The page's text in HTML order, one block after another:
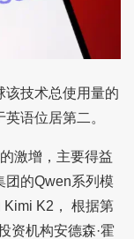
该技术总使用量的
语位居第二。
激增，主要得益
团的Qwen系列模
K2， 根据第
资机构安德森·霍